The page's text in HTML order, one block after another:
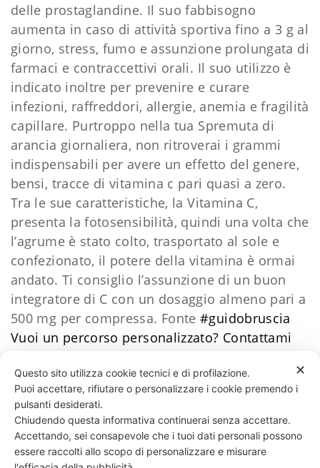
delle prostaglandine. Il suo fabbisogno
aumenta in caso di attività sportiva fino a 3 g al
giorno, stress, fumo e assunzione prolungata di
farmaci e contraccettivi orali. Il suo utilizzo è
indicato inoltre per prevenire e curare
infezioni, raffreddori, allergie, anemia e fragilità
capillare. Purtroppo nella tua Spremuta di
arancia giornaliera, non ritroverai i grammi
indispensabili per avere un effetto del genere,
bensi, tracce di vitamina c pari quasi a zero.
Tra le sue caratteristiche, la Vitamina C,
presenta la fotosensibilità, quindi una volta che
l’agrume è stato colto, trasportato al sole e
confezionato, il potere della vitamina è ormai
andato. Ti consiglio l’assunzione di un buon
integratore di C con un dosaggio almeno pari a
500 mg per compressa. Fonte#guidobruscia
Vuoi un percorso personalizzato? ​Contattami
40 LIKES
331 818 4777DANIELE ESPOSITO
✕
Questo sito utilizza cookie tecnici e di profilazione.
Puoi accettare, rifiutare o personalizzare i cookie premendo i
pulsanti desiderati.
Chiudendo questa informativa continuerai senza accettare.
Accettando, sei consapevole che i tuoi dati personali possono
essere raccolti allo scopo di personalizzare e misurare